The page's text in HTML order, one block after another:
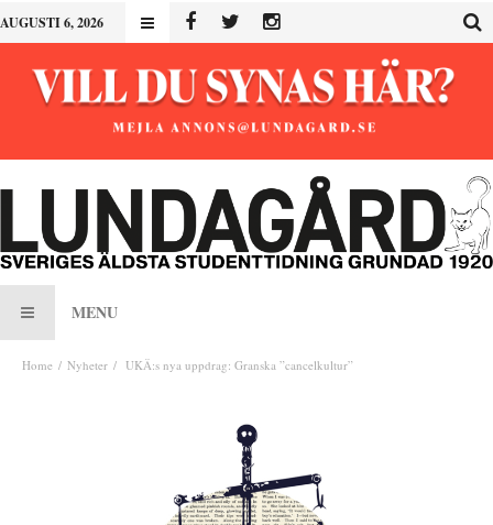
AUGUSTI 6, 2026
MENU
Home Nyheter UKÄ:s nya uppdrag: Granska ”cancelkultur”